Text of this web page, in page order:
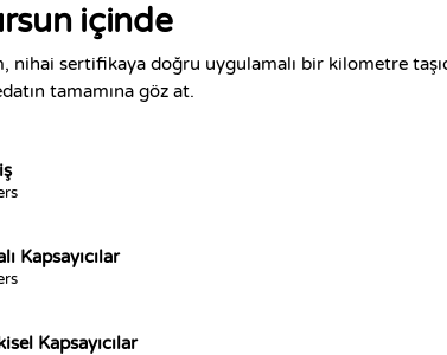
içinde
nihai sertifikaya doğru uygulamalı bir kilometre
tamamına göz at.
Kapsayıcılar
Kapsayıcılar